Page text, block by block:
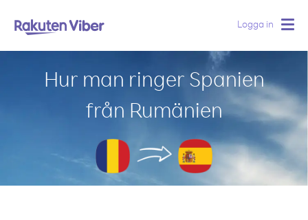
Logga in
Hur man ringer Spanien
från Rumänien